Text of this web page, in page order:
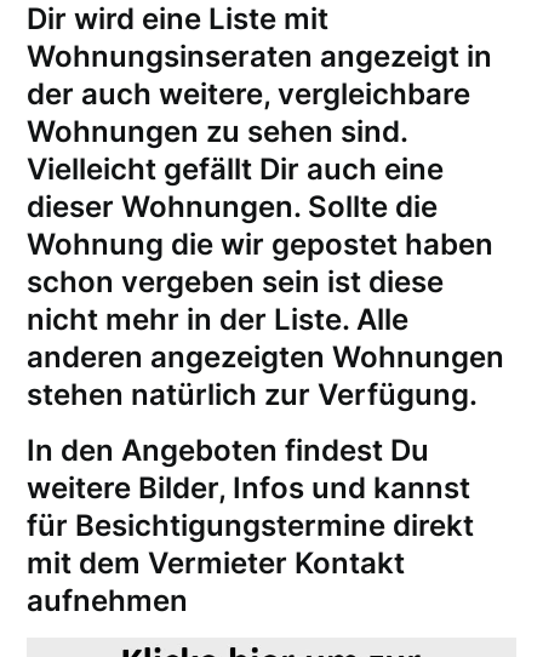
Dir wird eine Liste mit
Wohnungsinseraten angezeigt in
der auch weitere, vergleichbare
Wohnungen zu sehen sind.
Vielleicht gefällt Dir auch eine
dieser Wohnungen. Sollte die
Wohnung die wir gepostet haben
schon vergeben sein ist diese
nicht mehr in der Liste. Alle
anderen angezeigten Wohnungen
stehen natürlich zur Verfügung.
In den Angeboten findest Du
weitere Bilder, Infos und kannst
für Besichtigungstermine direkt
mit dem Vermieter Kontakt
aufnehmen